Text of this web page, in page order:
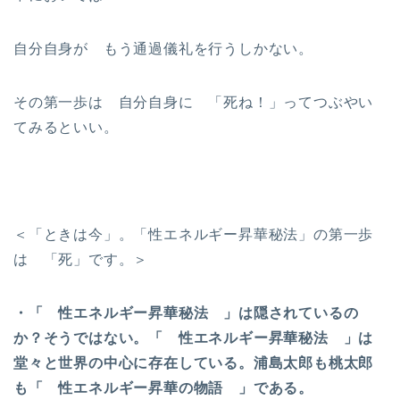
自分自身が もう通過儀礼を行うしかない。
その第一歩は 自分自身に 「死ね！」ってつぶやい
てみるといい。
＜「ときは今」。「性エネルギー昇華秘法」の第一歩
は 「死」です。＞
・「 性エネルギー昇華秘法 」は隠されているの
か？そうではない。「 性エネルギー昇華秘法 」は
堂々と世界の中心に存在している。浦島太郎も桃太郎
も「 性エネルギー昇華の物語 」である。